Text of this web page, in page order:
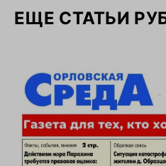
ЕЩЕ СТАТЬИ